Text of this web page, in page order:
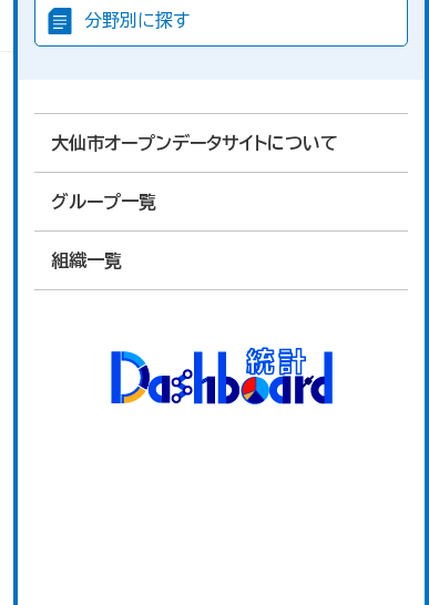
分野別に探す
大仙市オープンデータサイトについて
グループ一覧
組織一覧